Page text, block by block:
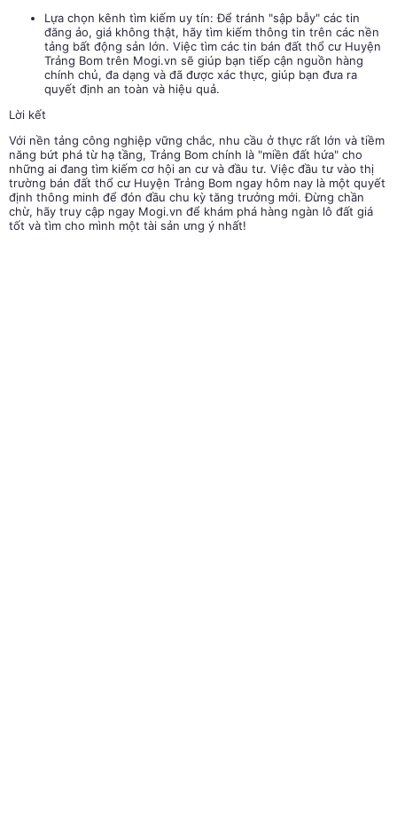
Lựa chọn kênh tìm kiếm uy tín: Để tránh "sập bẫy" các tin
đăng ảo, giá không thật, hãy tìm kiếm thông tin trên các nền
tảng bất động sản lớn. Việc tìm các tin bán đất thổ cư Huyện
Trảng Bom trên Mogi.vn sẽ giúp bạn tiếp cận nguồn hàng
chính chủ, đa dạng và đã được xác thực, giúp bạn đưa ra
quyết định an toàn và hiệu quả.
Lời kết
Với nền tảng công nghiệp vững chắc, nhu cầu ở thực rất lớn và tiềm
năng bứt phá từ hạ tầng, Trảng Bom chính là "miền đất hứa" cho
những ai đang tìm kiếm cơ hội an cư và đầu tư. Việc đầu tư vào thị
trường bán đất thổ cư Huyện Trảng Bom ngay hôm nay là một quyết
định thông minh để đón đầu chu kỳ tăng trưởng mới. Đừng chần
chừ, hãy truy cập ngay Mogi.vn để khám phá hàng ngàn lô đất giá
tốt và tìm cho mình một tài sản ưng ý nhất!